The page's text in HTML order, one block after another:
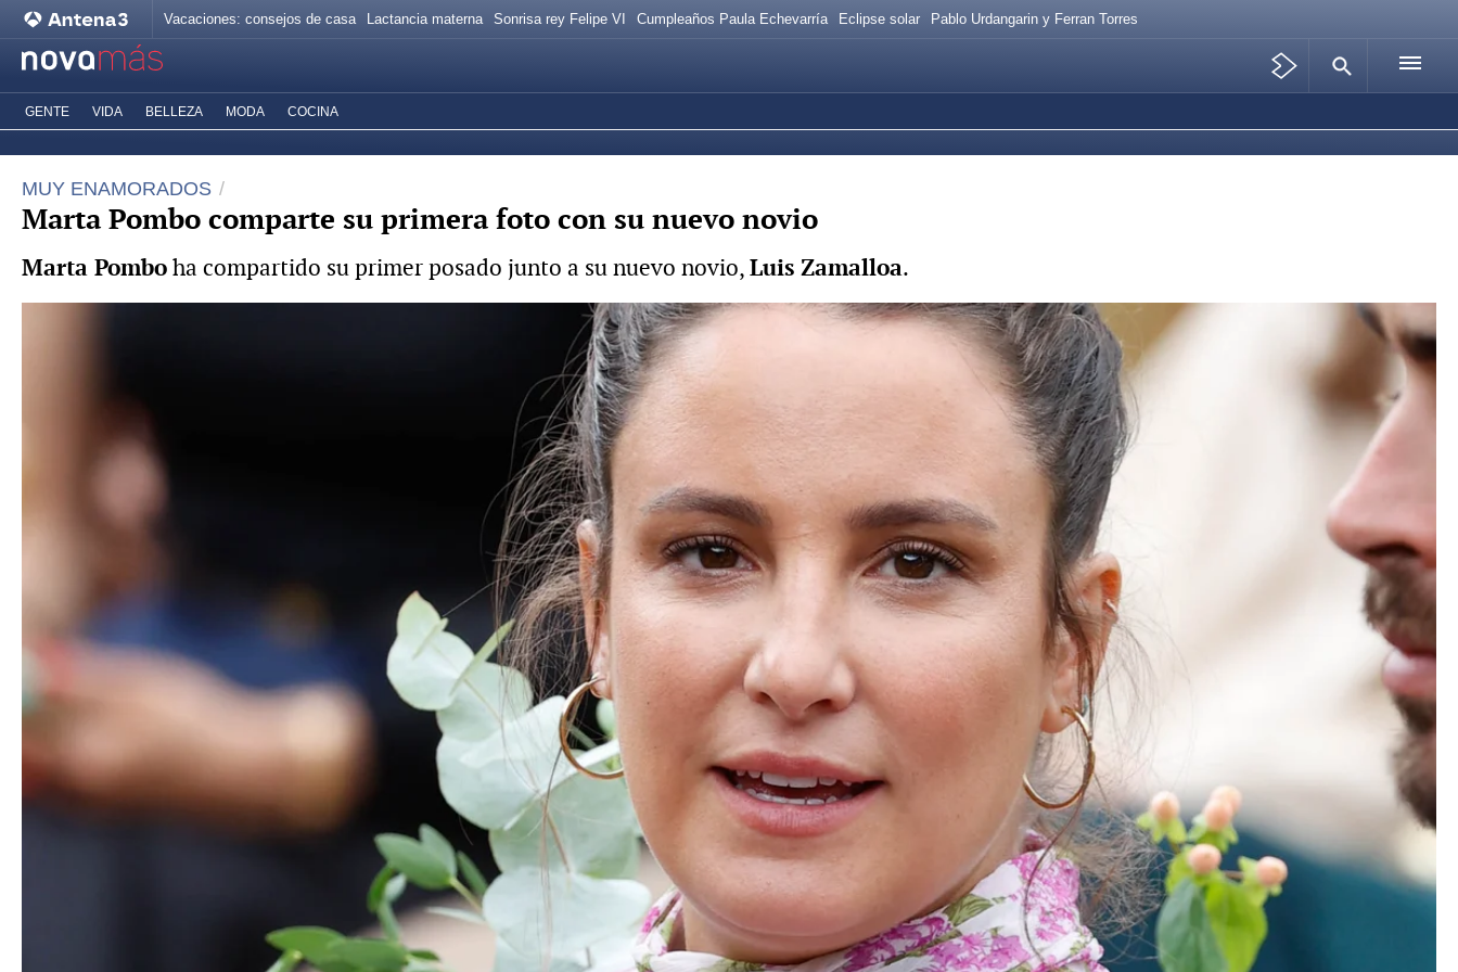
Vacaciones: consejos de casa Lactancia materna Sonrisa rey Felipe VI Cumpleaños Paula Echevarría Eclipse solar Pablo Urdangarin y Ferran Torres
GENTE VIDA BELLEZA MODA COCINA
MUY ENAMORADOS
Marta Pombo comparte su primera foto con su nuevo novio
Marta Pomboha compartido su primer posado junto a su nuevo novio,Luis Zamalloa.